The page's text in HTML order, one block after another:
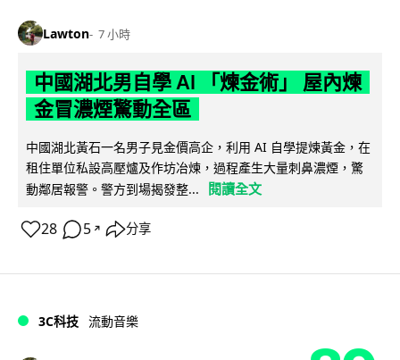
Lawton 7 小時
中國湖北男自學 AI 「煉金術」 屋內煉
金冒濃煙驚動全區
中國湖北黃石一名男子見金價高企，利用 AI 自學提煉黃金，在
租住單位私設高壓爐及作坊冶煉，過程產生大量刺鼻濃煙，驚
動鄰居報警。警方到場揭發整...
閱讀全文
28 5 ↗ 分享
3C科技 流動音樂